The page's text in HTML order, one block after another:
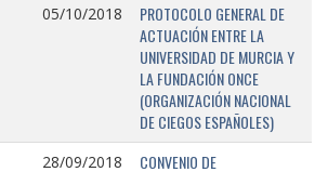
05/10/2018
PROTOCOLO GENERAL DE
ACTUACIÓN ENTRE LA
UNIVERSIDAD DE MURCIA Y
LA FUNDACIÓN ONCE
(ORGANIZACIÓN NACIONAL
DE CIEGOS ESPAÑOLES)
28/09/2018
CONVENIO DE